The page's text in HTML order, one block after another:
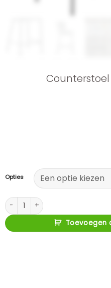
Opties
Counterstoel Arthur Stof Ote
Toevoegen